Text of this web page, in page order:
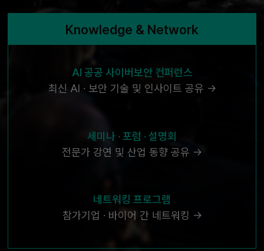
Knowledge & Network
AI 공공 사이버보안 컨퍼런스
최신 AI · 보안 기술 및 인사이트 공유 →
세미나 · 포럼 · 설명회
전문가 강연 및 산업 동향 공유 →
네트워킹 프로그램
참가기업 · 바이어 간 네트워킹 →